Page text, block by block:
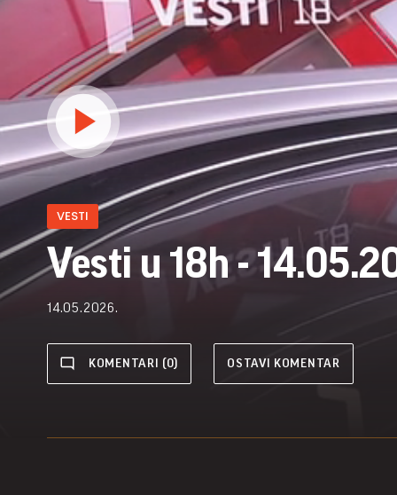
VESTI
Vesti u 18h -
14.05.2026.
KOMENTARI (0) OSTAVI KOMENTAR